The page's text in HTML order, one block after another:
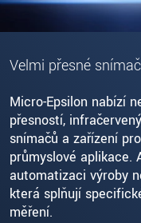
Velmi přesné
Micro-Epsilon nabízí
přesností,
snímačů a zařízení
průmyslové aplikace.
automatizaci výroby
která splňují
měření.